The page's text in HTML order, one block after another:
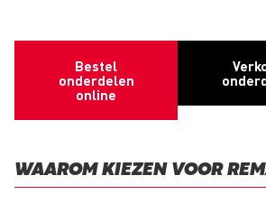
Bestel
onderdelen
online
WAAROM KIEZEN VOOR